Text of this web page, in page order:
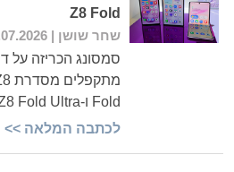
Z8 Fold
שחר שושן | 20.07.2026
סמסונג הכריזה על
Fold ו-Z8 Fold Ultra...
לכתבה המלאה >>